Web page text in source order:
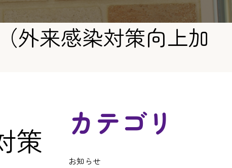
外来感染対策向上加
策
カテゴリ
お知らせ